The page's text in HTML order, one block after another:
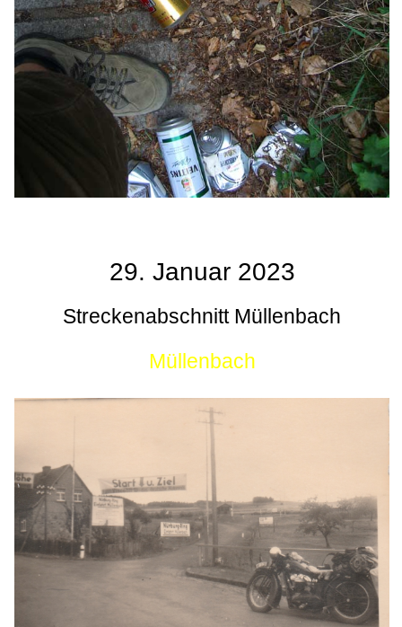
29. Januar 2023
Streckenabschnitt Müllenbach
Müllenbach